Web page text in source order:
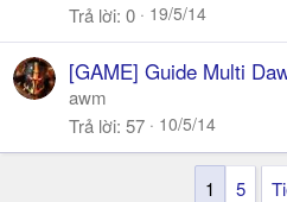
Trả lời 0 19/5/14
[GAME] Guide Multi
awm
Trả lời 57 10/5/14
1 5